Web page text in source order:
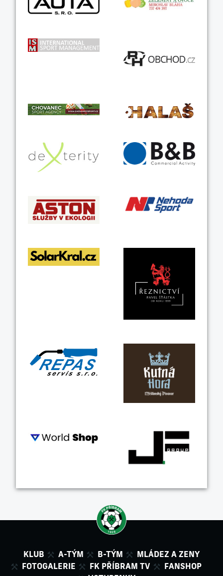
KLUB A-TÝM B-TÝM
MLÁDEZ A ZENY
FOTOGALERIE
FK PŘÍBRAM TV
FANSHOP